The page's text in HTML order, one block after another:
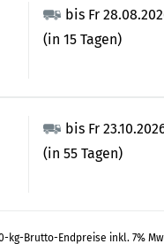
bis Fr
(in 15 Tagen)
bis Fr
(in 55 Tagen)
kg-Brutto-Endpreise inkl. 7%